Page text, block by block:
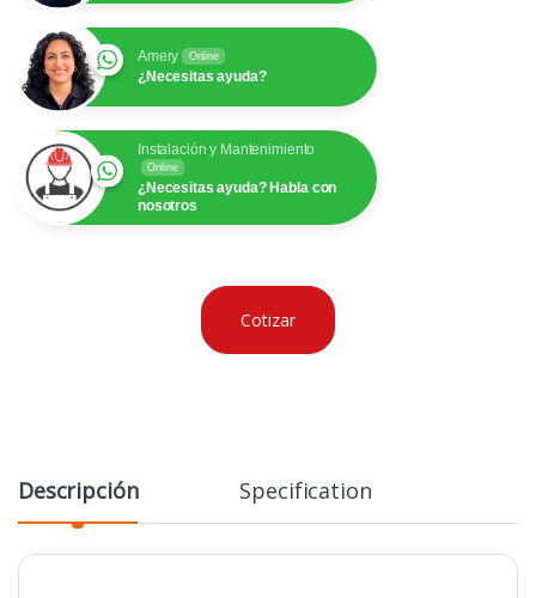
Amery Online
¿Necesitas ayuda?
Instalación y Mantenimiento
Online
¿Necesitas ayuda? Habla con
nosotros
Cotizar
Descripción Specification